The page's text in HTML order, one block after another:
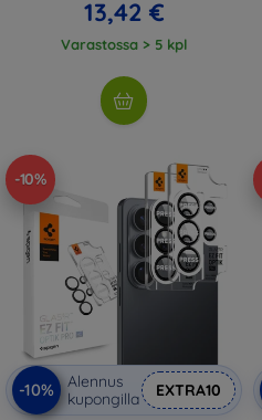
13,42 €
Varastossa > 5 kpl
-10%
-10%
Alennus
kupongilla
EXTRA10